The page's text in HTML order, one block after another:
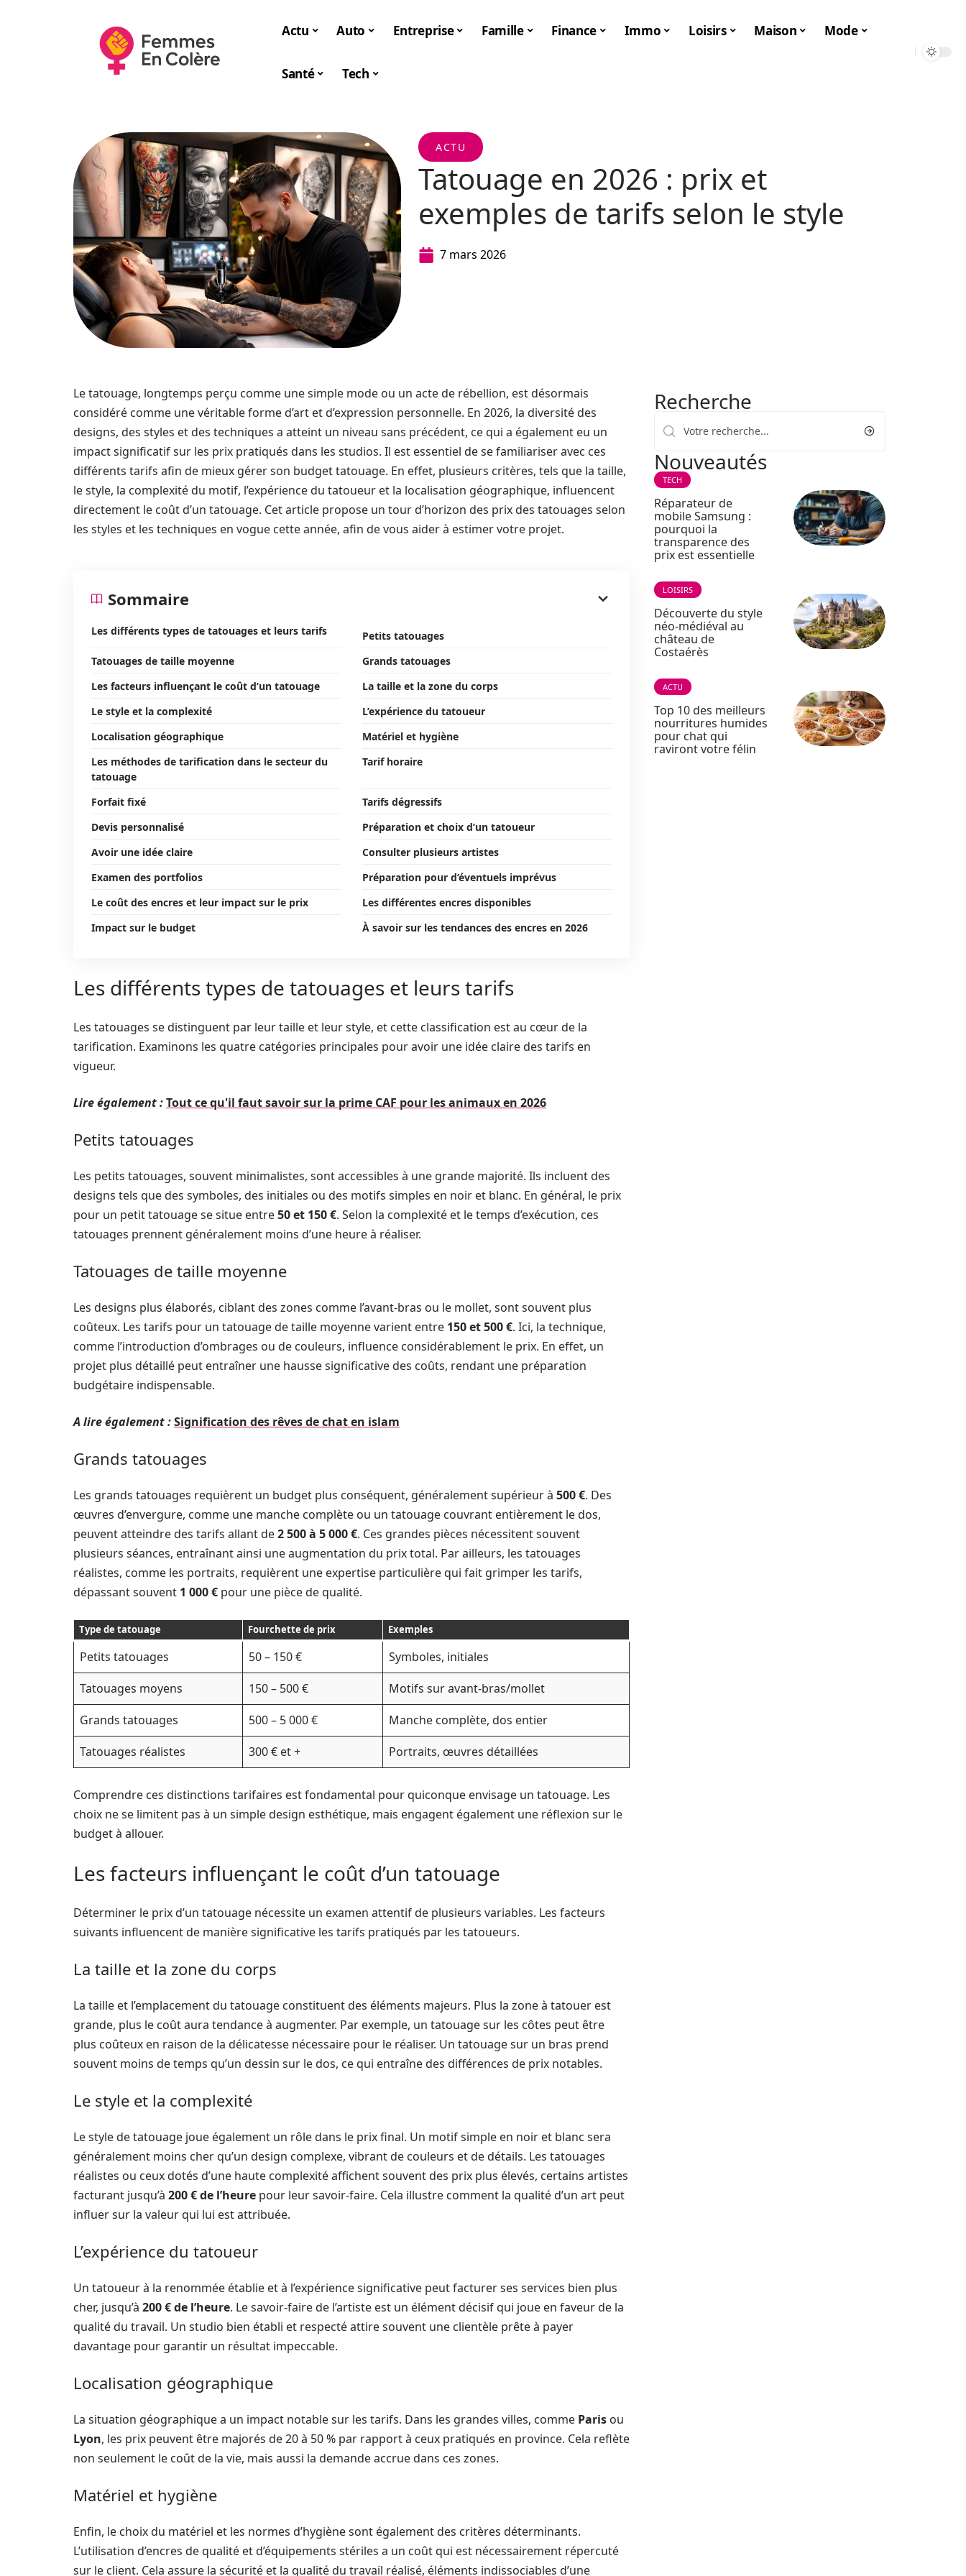
Actu Auto Entreprise Famille Finance Immo Loisirs Maison Mode
Santé Tech
ACTU
Tatouage en 2026 : prix et
exemples de tarifs selon le style
7 mars 2026
Le tatouage, longtemps perçu comme une simple mode ou un acte de rébellion, est désormais
considéré comme une véritable forme d’art et d’expression personnelle. En 2026, la diversité des
designs, des styles et des techniques a atteint un niveau sans précédent, ce qui a également eu un
impact significatif sur les prix pratiqués dans les studios. Il est essentiel de se familiariser avec ces
différents tarifs afin de mieux gérer son budget tatouage. En effet, plusieurs critères, tels que la taille,
le style, la complexité du motif, l’expérience du tatoueur et la localisation géographique, influencent
directement le coût d’un tatouage. Cet article propose un tour d’horizon des prix des tatouages selon
les styles et les techniques en vogue cette année, afin de vous aider à estimer votre projet.
Sommaire
Les différents types de tatouages et leurs tarifs
Petits tatouages
Tatouages de taille moyenne
Grands tatouages
Les facteurs influençant le coût d’un tatouage
La taille et la zone du corps
Le style et la complexité
L’expérience du tatoueur
Localisation géographique
Matériel et hygiène
Les méthodes de tarification dans le secteur du
tatouage
Tarif horaire
Forfait fixé
Tarifs dégressifs
Devis personnalisé
Préparation et choix d’un tatoueur
Avoir une idée claire
Consulter plusieurs artistes
Examen des portfolios
Préparation pour d’éventuels imprévus
Le coût des encres et leur impact sur le prix
Les différentes encres disponibles
Impact sur le budget
À savoir sur les tendances des encres en 2026
Les différents types de tatouages et leurs tarifs
Les tatouages se distinguent par leur taille et leur style, et cette classification est au cœur de la
tarification. Examinons les quatre catégories principales pour avoir une idée claire des tarifs en
vigueur.
Lire également :Tout ce qu'il faut savoir sur la prime CAF pour les animaux en 2026
Petits tatouages
Les petits tatouages, souvent minimalistes, sont accessibles à une grande majorité. Ils incluent des
designs tels que des symboles, des initiales ou des motifs simples en noir et blanc. En général, le prix
pour un petit tatouage se situe entre50 et 150 €. Selon la complexité et le temps d’exécution, ces
tatouages prennent généralement moins d’une heure à réaliser.
Tatouages de taille moyenne
Les designs plus élaborés, ciblant des zones comme l’avant-bras ou le mollet, sont souvent plus
coûteux. Les tarifs pour un tatouage de taille moyenne varient entre 150 et 500 €. Ici, la technique,
comme l’introduction d’ombrages ou de couleurs, influence considérablement le prix. En effet, un
projet plus détaillé peut entraîner une hausse significative des coûts, rendant une préparation
budgétaire indispensable.
A lire également :Signification des rêves de chat en islam
Grands tatouages
Les grands tatouages requièrent un budget plus conséquent, généralement supérieur à 500 €. Des
œuvres d’envergure, comme une manche complète ou un tatouage couvrant entièrement le dos,
peuvent atteindre des tarifs allant de2 500 à 5 000 €. Ces grandes pièces nécessitent souvent
plusieurs séances, entraînant ainsi une augmentation du prix total. Par ailleurs, les tatouages
réalistes, comme les portraits, requièrent une expertise particulière qui fait grimper les tarifs,
dépassant souvent 1 000 € pour une pièce de qualité.
Type de tatouage Fourchette de prix Exemples
Petits tatouages 50 – 150 €
Symboles, initiales
Tatouages moyens
150 – 500 €
Motifs sur avant-bras/mollet
Grands tatouages
500 – 5 000 €
Manche complète, dos entier
Tatouages réalistes
300 € et + Portraits, œuvres détaillées
Comprendre ces distinctions tarifaires est fondamental pour quiconque envisage un tatouage. Les
choix ne se limitent pas à un simple design esthétique, mais engagent également une réflexion sur le
budget à allouer.
Les facteurs influençant le coût d’un tatouage
Déterminer le prix d’un tatouage nécessite un examen attentif de plusieurs variables. Les facteurs
suivants influencent de manière significative les tarifs pratiqués par les tatoueurs.
La taille et la zone du corps
La taille et l’emplacement du tatouage constituent des éléments majeurs. Plus la zone à tatouer est
grande, plus le coût aura tendance à augmenter. Par exemple, un tatouage sur les côtes peut être
plus coûteux en raison de la délicatesse nécessaire pour le réaliser. Un tatouage sur un bras prend
souvent moins de temps qu’un dessin sur le dos, ce qui entraîne des différences de prix notables.
Le style et la complexité
Le style de tatouage joue également un rôle dans le prix final. Un motif simple en noir et blanc sera
généralement moins cher qu’un design complexe, vibrant de couleurs et de détails. Les tatouages
réalistes ou ceux dotés d’une haute complexité affichent souvent des prix plus élevés, certains artistes
facturant jusqu’à 200 € de l’heure pour leur savoir-faire. Cela illustre comment la qualité d’un art peut
influer sur la valeur qui lui est attribuée.
L’expérience du tatoueur
Un tatoueur à la renommée établie et à l’expérience significative peut facturer ses services bien plus
cher, jusqu’à 200 € de l’heure. Le savoir-faire de l’artiste est un élément décisif qui joue en faveur de la
qualité du travail. Un studio bien établi et respecté attire souvent une clientèle prête à payer
davantage pour garantir un résultat impeccable.
Localisation géographique
La situation géographique a un impact notable sur les tarifs. Dans les grandes villes, comme Paris ou
Lyon, les prix peuvent être majorés de 20 à 50 % par rapport à ceux pratiqués en province. Cela reflète
non seulement le coût de la vie, mais aussi la demande accrue dans ces zones.
Matériel et hygiène
Enfin, le choix du matériel et les normes d’hygiène sont également des critères déterminants.
L’utilisation d’encres de qualité et d’équipements stériles a un coût qui est nécessairement répercuté
sur le client. Cela assure la sécurité et la qualité du travail réalisé, éléments indissociables d’une
Recherche
Nouveautés
TECH
Réparateur de
mobile Samsung :
pourquoi la
transparence des
prix est essentielle
LOISIRS
Découverte du style
néo-médiéval au
château de
Costaérès
ACTU
Top 10 des meilleurs
nourritures humides
pour chat qui
raviront votre félin